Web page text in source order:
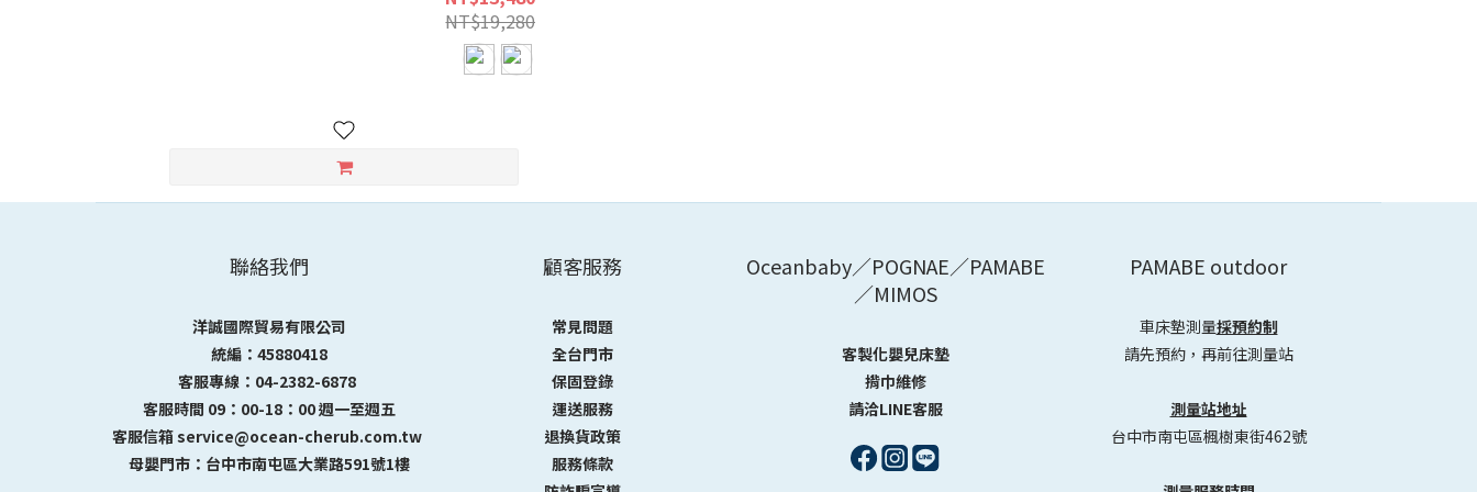
NT$19,280
聯絡我們
洋誠國際貿易有限公司
統編：45880418
客服專線：04-2382-6878
客服時間 09：00-18：00 週一至週五
客服信箱 service@ocean-cherub.com.tw
母嬰門市：台中市南屯區大業路591號1樓
顧客服務
常見問題
全台門市
保固登錄
運送服務
退換貨政策
服務條款
Oceanbaby／POGNAE／PAMABE
／MIMOS
客製化嬰兒床墊
揹巾維修
請洽LINE客服
PAMABE outdoor
車床墊測量採預約制
請先預約，再前往測量站
測量站地址
台中市南屯區楓樹東街462號